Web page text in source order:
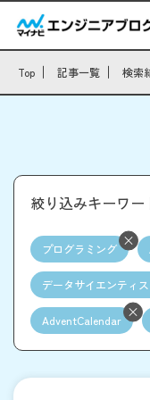
Top 記事一覧 検索
絞り込みキーワー
プログラミング
データサイエンティス
AdventCalendar